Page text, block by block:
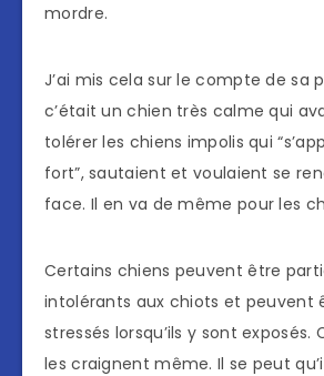
mordre.
J’ai mis cela sur le compte de sa
c’était un chien très calme qui
tolérer les chiens impolis qui
fort”, sautaient et voulaient se
face. Il en va de même pour les
Certains chiens peuvent être
intolérants aux chiots et peuvent
stressés lorsqu’ils y sont exposés.
les craignent même. Il se peut